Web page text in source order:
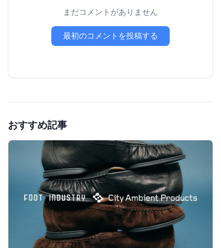
まだコメントがありません
最初のコメントを投稿する
おすすめ記事